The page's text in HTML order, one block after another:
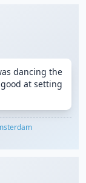
dancing the
at setting